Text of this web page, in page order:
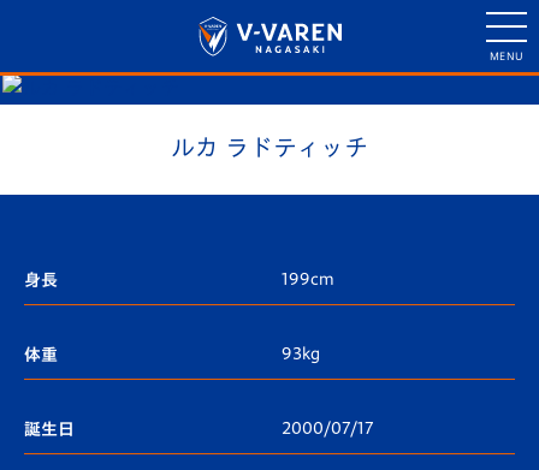
ルカ ラドティッチ
身長 199cm
体重 93kg
誕生日 2000/07/17